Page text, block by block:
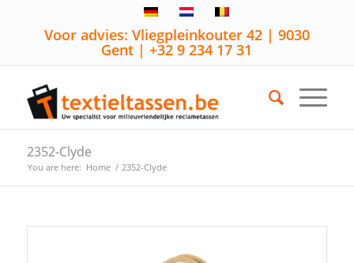
Voor advies: Vliegpleinkouter 42 | 9030
Gent | +32 9 234 17 31
2352-Clyde
You are here: Home / 2352-Clyde